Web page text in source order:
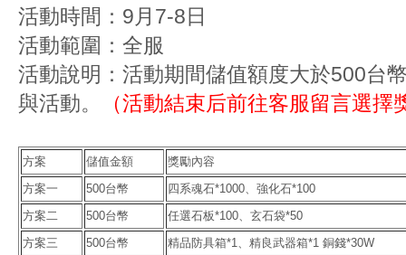
活動時間：9月7-8日
活動範圍：全服
活動說明：活動期間儲值額度大於500台
與活動。
（活動結束后前往客服留言選擇
方案 儲值金額
獎勵內容
方案一
500台幣
四系魂石*1000、強化石*100
方案二
500台幣
任選石板*100、玄石袋*50
方案三
500台幣
精品防具箱*1、精良武器箱*1 銅錢*30W